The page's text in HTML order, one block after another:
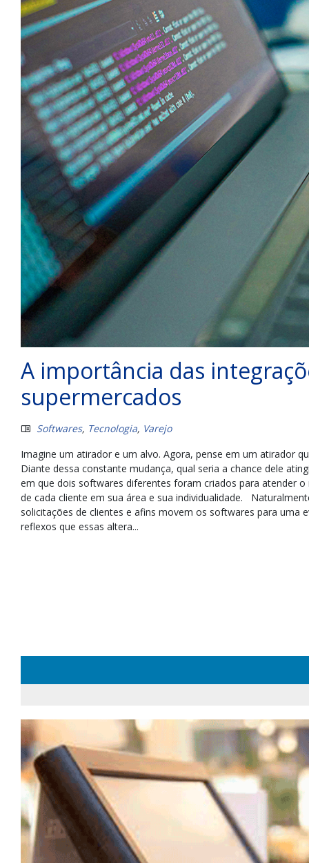
A importância das
supermercados
Softwares, Tecnologia, Varejo
Imagine um atirador e um alvo. Agora, pense em um atirador
Diante dessa constante mudança, qual seria a chance dele
em que dois softwares diferentes foram criados para atender
de cada cliente em sua área e sua individualidade.
solicitações de clientes e afins movem os softwares para uma
reflexos que essas altera...